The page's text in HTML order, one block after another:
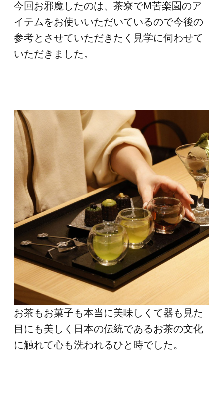
今回お邪魔したのは、茶寮でM苦楽園のア
イテムをお使いいただいているので今後の
参考とさせていただきたく見学に伺わせて
いただきました。
お茶もお菓子も本当に美味しくて器も見た
目にも美しく日本の伝統であるお茶の文化
に触れて心も洗われるひと時でした。